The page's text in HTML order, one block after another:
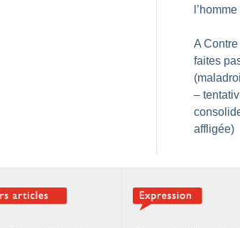
A
faites
–
affligée)